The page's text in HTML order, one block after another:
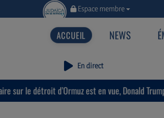
Espace membre
NEWS
En direct
d’Ormuz est en vue, Donald Trump estime